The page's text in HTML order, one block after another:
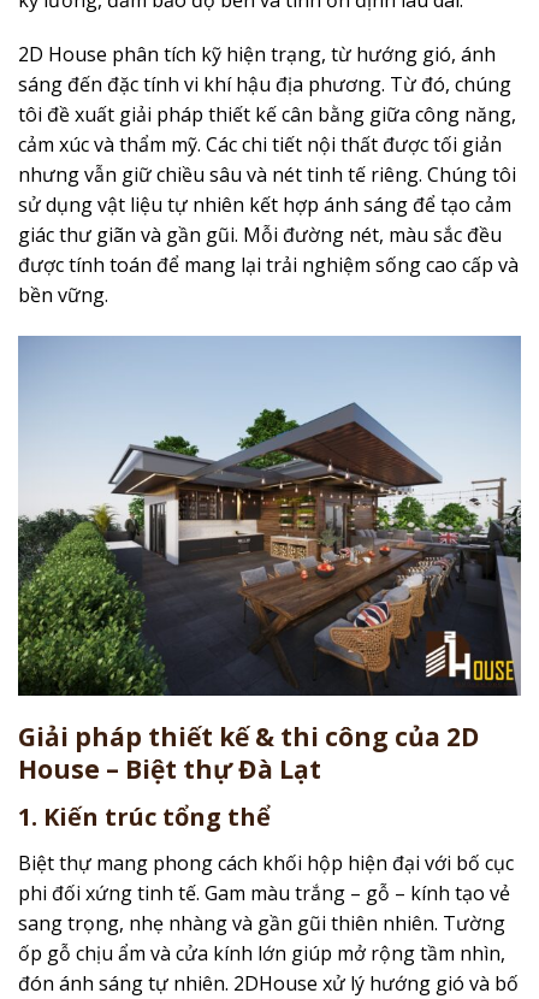
2D House phân tích kỹ hiện trạng, từ hướng gió, ánh
sáng đến đặc tính vi khí hậu địa phương. Từ đó, chúng
tôi đề xuất giải pháp thiết kế cân bằng giữa công năng,
cảm xúc và thẩm mỹ. Các chi tiết nội thất được tối giản
nhưng vẫn giữ chiều sâu và nét tinh tế riêng. Chúng tôi
sử dụng vật liệu tự nhiên kết hợp ánh sáng để tạo cảm
giác thư giãn và gần gũi. Mỗi đường nét, màu sắc đều
được tính toán để mang lại trải nghiệm sống cao cấp và
bền vững.
Giải pháp thiết kế & thi công của 2D
House – Biệt thự Đà Lạt
1. Kiến trúc tổng thể
Biệt thự mang phong cách khối hộp hiện đại với bố cục
phi đối xứng tinh tế. Gam màu trắng – gỗ – kính tạo vẻ
sang trọng, nhẹ nhàng và gần gũi thiên nhiên. Tường
ốp gỗ chịu ẩm và cửa kính lớn giúp mở rộng tầm nhìn,
đón ánh sáng tự nhiên. 2DHouse xử lý hướng gió và bố